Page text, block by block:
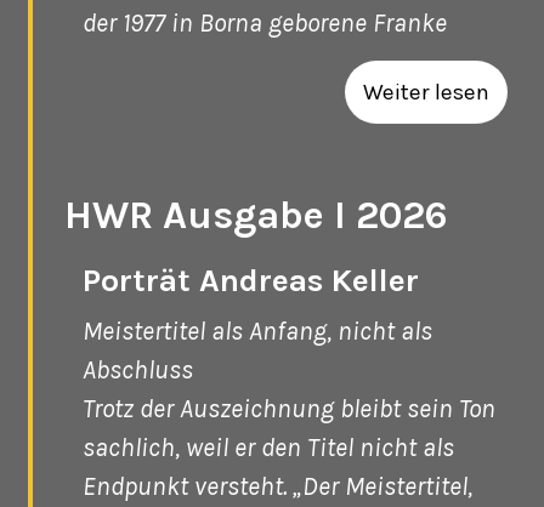
der 1977 in Borna geborene Franke
Weiter lesen
Porträt Andreas Keller
Meistertitel als Anfang, nicht als
Abschluss
Trotz der Auszeichnung bleibt sein Ton
sachlich, weil er den Titel nicht als
Endpunkt versteht. „Der Meistertitel,
HWR Ausgabe I 2026